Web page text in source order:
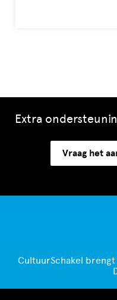
Extra
Vraag het
CultuurSchakel